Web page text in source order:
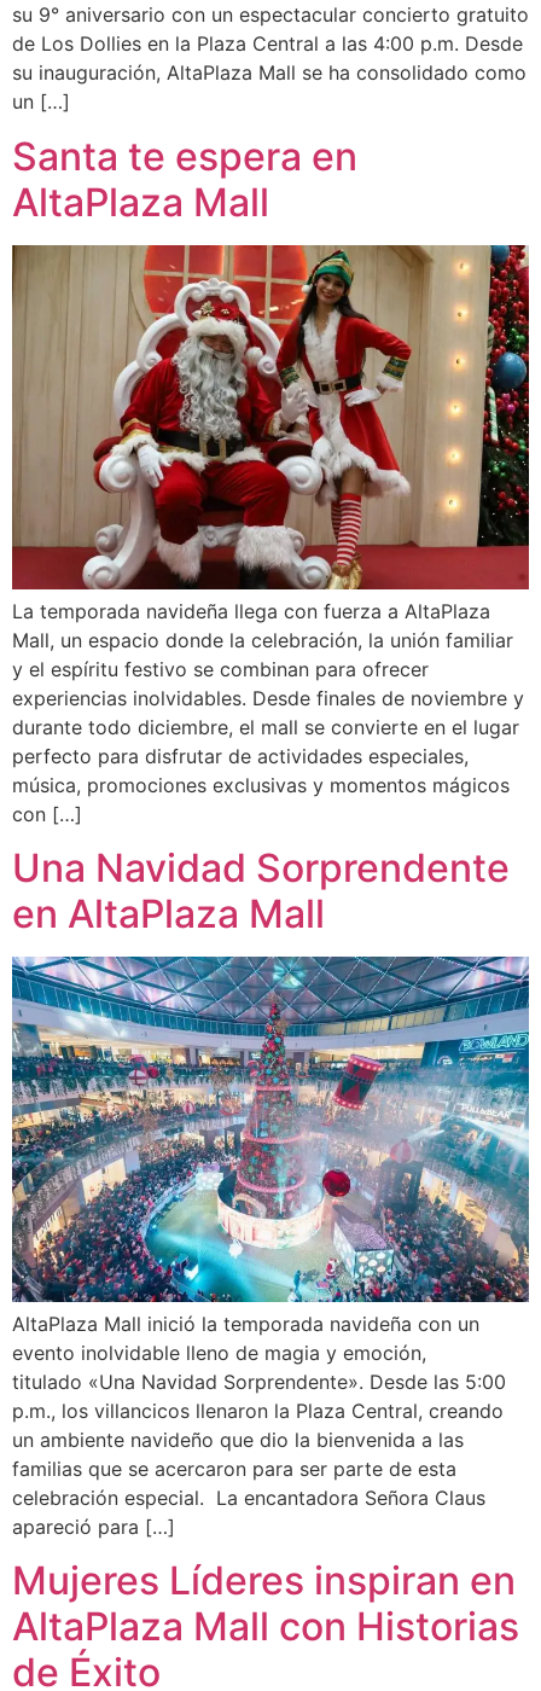
su 9° aniversario con un espectacular concierto gratuito
de Los Dollies en la Plaza Central a las 4:00 p.m. Desde
su inauguración, AltaPlaza Mall se ha consolidado como
un […]
Santa te espera en
AltaPlaza Mall
La temporada navideña llega con fuerza a AltaPlaza
Mall, un espacio donde la celebración, la unión familiar
y el espíritu festivo se combinan para ofrecer
experiencias inolvidables. Desde finales de noviembre y
durante todo diciembre, el mall se convierte en el lugar
perfecto para disfrutar de actividades especiales,
música, promociones exclusivas y momentos mágicos
con […]
Una Navidad Sorprendente
en AltaPlaza Mall
AltaPlaza Mall inició la temporada navideña con un
evento inolvidable lleno de magia y emoción,
titulado «Una Navidad Sorprendente». Desde las 5:00
p.m., los villancicos llenaron la Plaza Central, creando
un ambiente navideño que dio la bienvenida a las
familias que se acercaron para ser parte de esta
celebración especial. La encantadora Señora Claus
apareció para […]
Mujeres Líderes inspiran en
AltaPlaza Mall con Historias
de Éxito